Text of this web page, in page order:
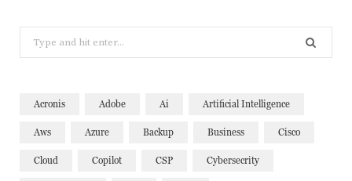
for:
Acronis Adobe Ai Artificial Intelligence
Aws Azure Backup Business Cisco
Cloud Copilot CSP Cybersecrity